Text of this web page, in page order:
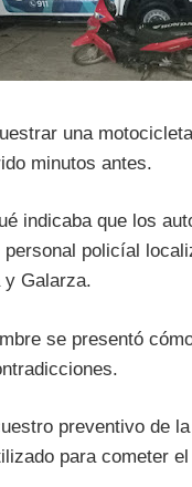
una
minutos antes.
indicaba que los
policíal
y Galarza.
se presentó
preventivo de
para cometer